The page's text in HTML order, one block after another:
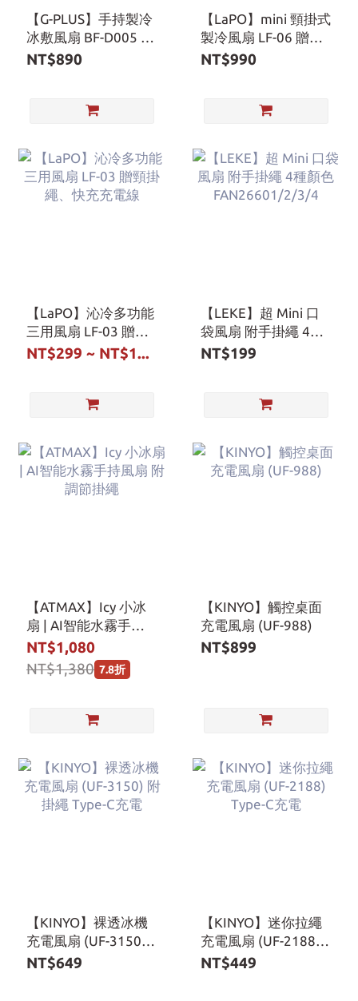
【G-PLUS】手持製冷
冰敷風扇 BF-D005 附
掛繩
NT$890
【LaPO】mini 頸掛式
製冷風扇 LF-06 贈矽
膠頸掛繩、充電線
NT$990
【LaPO】沁冷多功能
三用風扇 LF-03 贈頸
掛繩、快充充電線
NT$299 ~ NT$1...
【LEKE】超 Mini 口
袋風扇 附手掛繩 4種
顏色
NT$199
【ATMAX】Icy 小冰
扇 | AI智能水霧手持
風扇 附調節掛繩
NT$1,080
NT$1,380 7.8折
【KINYO】觸控桌面
充電風扇 (UF-988)
NT$899
【KINYO】裸透冰機
充電風扇 (UF-3150)
附掛繩 Type-C充電
NT$649
【KINYO】迷你拉繩
充電風扇 (UF-2188)
Type-C充電
NT$449